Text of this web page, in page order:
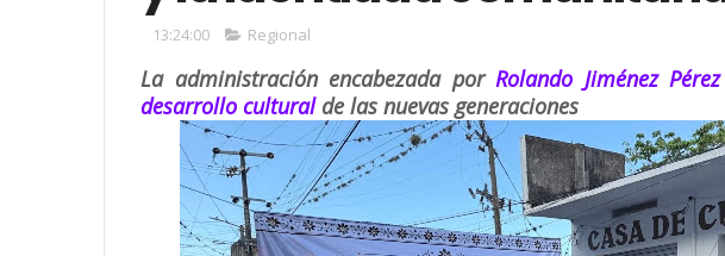
13:24:00 Regional
La administración encabezada porRolando Jiménez Pérez
desarrollo culturalde las nuevas generaciones